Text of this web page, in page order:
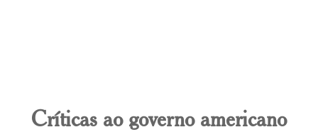
Críticas ao governo americano